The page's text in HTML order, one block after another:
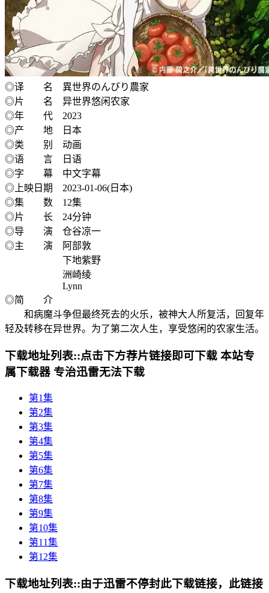
◎译 名 異世界のんびり農家
◎片 名 异世界悠闲农家
◎年 代 2023
◎产 地 日本
◎类 别 动画
◎语 言 日语
◎字 幕 中文字幕
◎上映日期 2023-01-06(日本)
◎集 数 12集
◎片 长 24分钟
◎导 演 仓谷凉一
◎主 演 阿部敦
下地紫野
洲崎绫
Lynn
◎简 介
和病魔斗争但最终死去的火乐，被神大人所复活，回复年
轻及转移在异世界。为了第二次人生，享受悠闲的农家生活。
下载地址列表::点击下方荐片链接即可下载 本站专
属下载器 专治迅雷无法下载
第1集
第2集
第3集
第4集
第5集
第6集
第7集
第8集
第9集
第10集
第11集
第12集
下载地址列表::由于迅雷不停封此下载链接，此链接